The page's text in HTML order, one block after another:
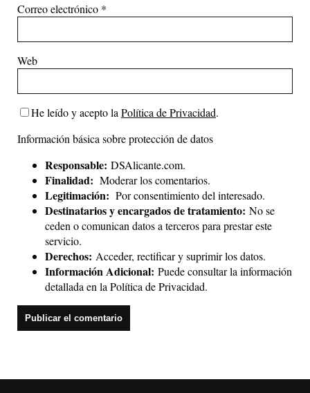
Correo electrónico *
Web
He leído y acepto la Política de Privacidad.
Información básica sobre protección de datos
Responsable: DSAlicante.com.
Finalidad: Moderar los comentarios.
Legitimación: Por consentimiento del interesado.
Destinatarios y encargados de tratamiento: No se
ceden o comunican datos a terceros para prestar este
servicio.
Derechos: Acceder, rectificar y suprimir los datos.
Información Adicional: Puede consultar la información
detallada en la Política de Privacidad.